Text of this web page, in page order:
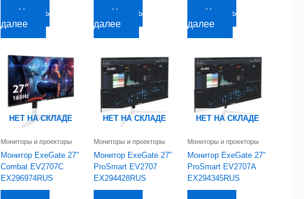
Читать
далее
Читать
далее
Читать
далее
НЕТ НА СКЛАДЕ
Мониторы и проекторы
Монитор ExeGate 27″
Combat EV2707C
EX296974RUS
НЕТ НА СКЛАДЕ
Мониторы и проекторы
Монитор ExeGate 27″
ProSmart EV2707
EX294428RUS
НЕТ НА СКЛАДЕ
Мониторы и проекторы
Монитор ExeGate 27″
ProSmart EV2707A
EX294345RUS